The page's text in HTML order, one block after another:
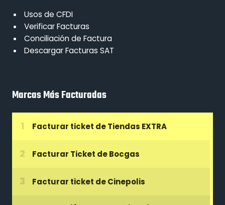
Usos de CFDI
Verificar Facturas
Conciliación de Factura
Descargar Facturas SAT
Marcas Más Facturadas